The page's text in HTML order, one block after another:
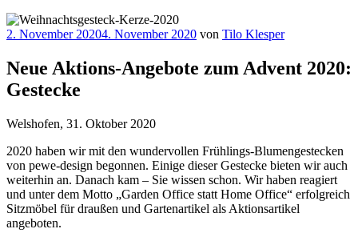
Veröffentlicht
2. November 20204. November 2020 von Tilo Klesper
Neue Aktions-Angebote zum Advent 2020:
Gestecke
Welshofen, 31. Oktober 2020
2020 haben wir mit den wundervollen Frühlings-Blumengestecken
von pewe-design begonnen. Einige dieser Gestecke bieten wir auch
weiterhin an. Danach kam – Sie wissen schon. Wir haben reagiert
und unter dem Motto „Garden Office statt Home Office“ erfolgreich
Sitzmöbel für draußen und Gartenartikel als Aktionsartikel
angeboten.